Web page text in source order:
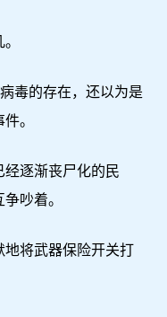
的存在，还以为是
。
逐渐丧尸化的民
吵着。
将武器保险开关打